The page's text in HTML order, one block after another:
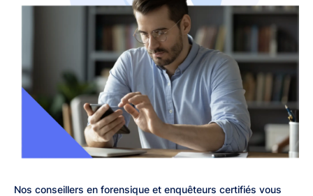
Nos conseillers en forensique et enquêteurs certifiés vous